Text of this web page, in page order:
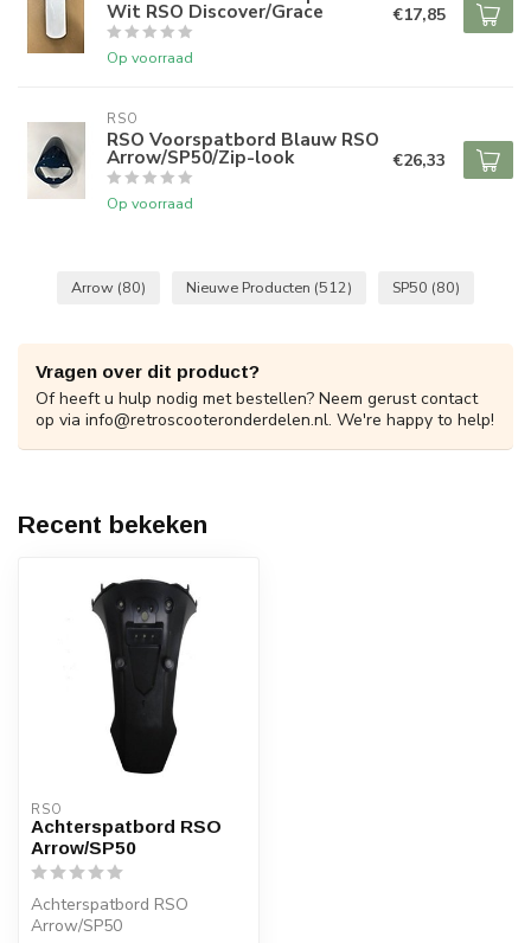
Wit RSO Discover/Grace
Op voorraad
€17,85
RSO
RSO Voorspatbord Blauw RSO
Arrow/SP50/Zip-look
Op voorraad
€26,33
Arrow (80) Nieuwe Producten (512) SP50 (80)
Vragen over dit product?
Of heeft u hulp nodig met bestellen? Neem gerust contact
op via info@retroscooteronderdelen.nl. We're happy to help!
Recent bekeken
RSO
Achterspatbord RSO
Arrow/SP50
Achterspatbord RSO
Arrow/SP50